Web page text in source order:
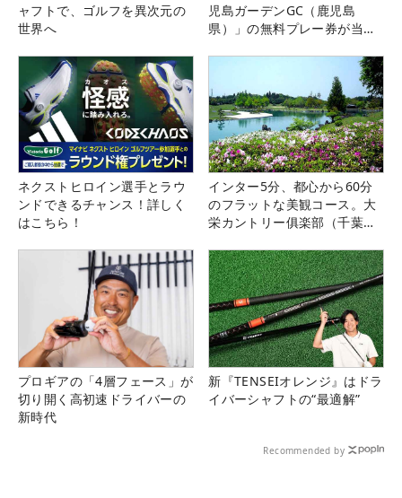
ャフトで、ゴルフを異次元の
世界へ
児島ガーデンGC（鹿児島
県）」の無料プレー券が当た
ネクストヒロイン選手とラウ
ンドできるチャンス！詳しく
はこちら！
インター5分、都心から60分
のフラットな美観コース。大
栄カントリー俱楽部（千葉
プロギアの「4層フェース」が
切り開く高初速ドライバーの
新時代
新『TENSEIオレンジ』はドラ
イバーシャフトの“最適解”
Recommended by